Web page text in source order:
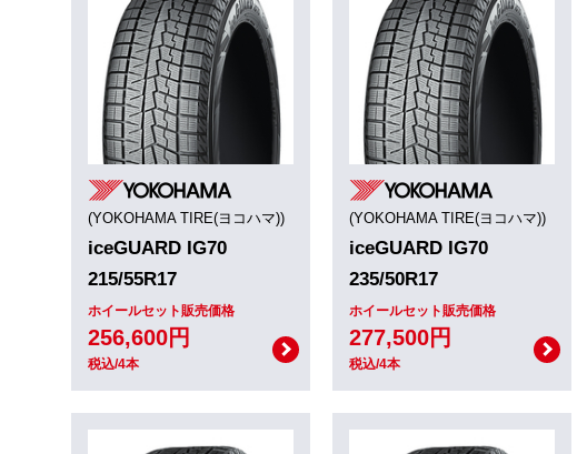
(YOKOHAMA TIRE(ヨコハマ))
iceGUARD IG70
215/55R17
ホイールセット販売価格
256,600円
税込/4本
(YOKOHAMA TIRE(ヨコハマ))
iceGUARD IG70
235/50R17
ホイールセット販売価格
277,500円
税込/4本